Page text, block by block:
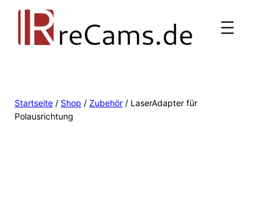
Startseite / Shop / Zubehör / LaserAdapter für
Polausrichtung